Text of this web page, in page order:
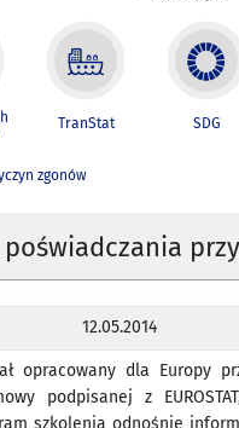
TranStat SDG
zgonów
12.05.2014
opracowany dla Europy
podpisanej z
szkolenia odnośnie